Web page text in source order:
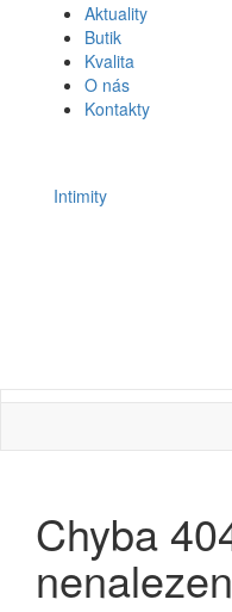
Aktuality
Butik
Kvalita
O nás
Kontakty
Intimity
Chyba